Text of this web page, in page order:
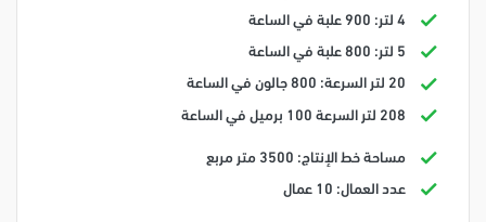
4 لتر: 900 علبة في الساعة
5 لتر: 800 علبة في الساعة
20 لتر السرعة: 800 جالون في الساعة
208 لتر السرعة 100 برميل في الساعة
مساحة خط الإنتاج: 3500 متر مربع
عدد العمال: 10 عمال